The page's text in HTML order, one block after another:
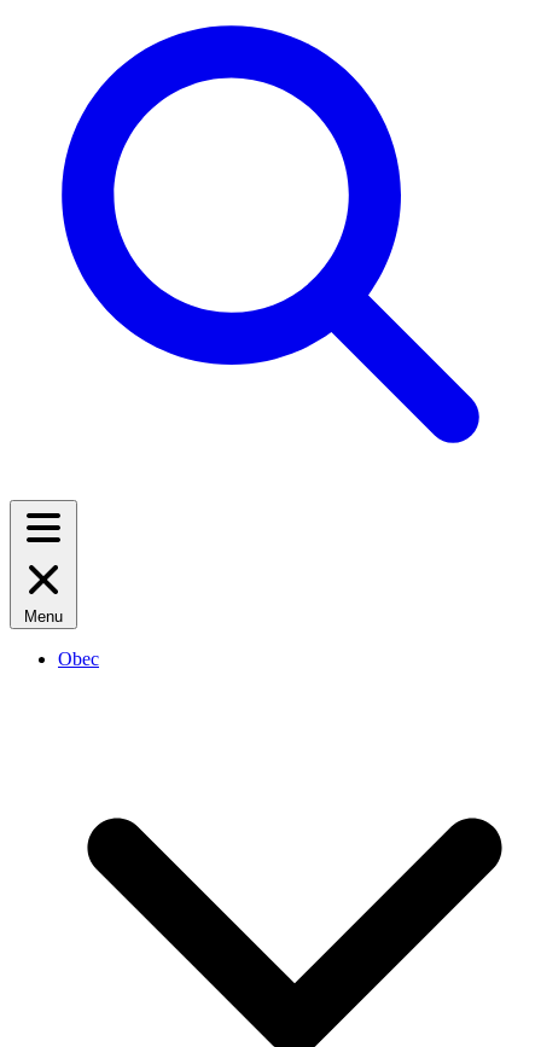
Menu
Obec